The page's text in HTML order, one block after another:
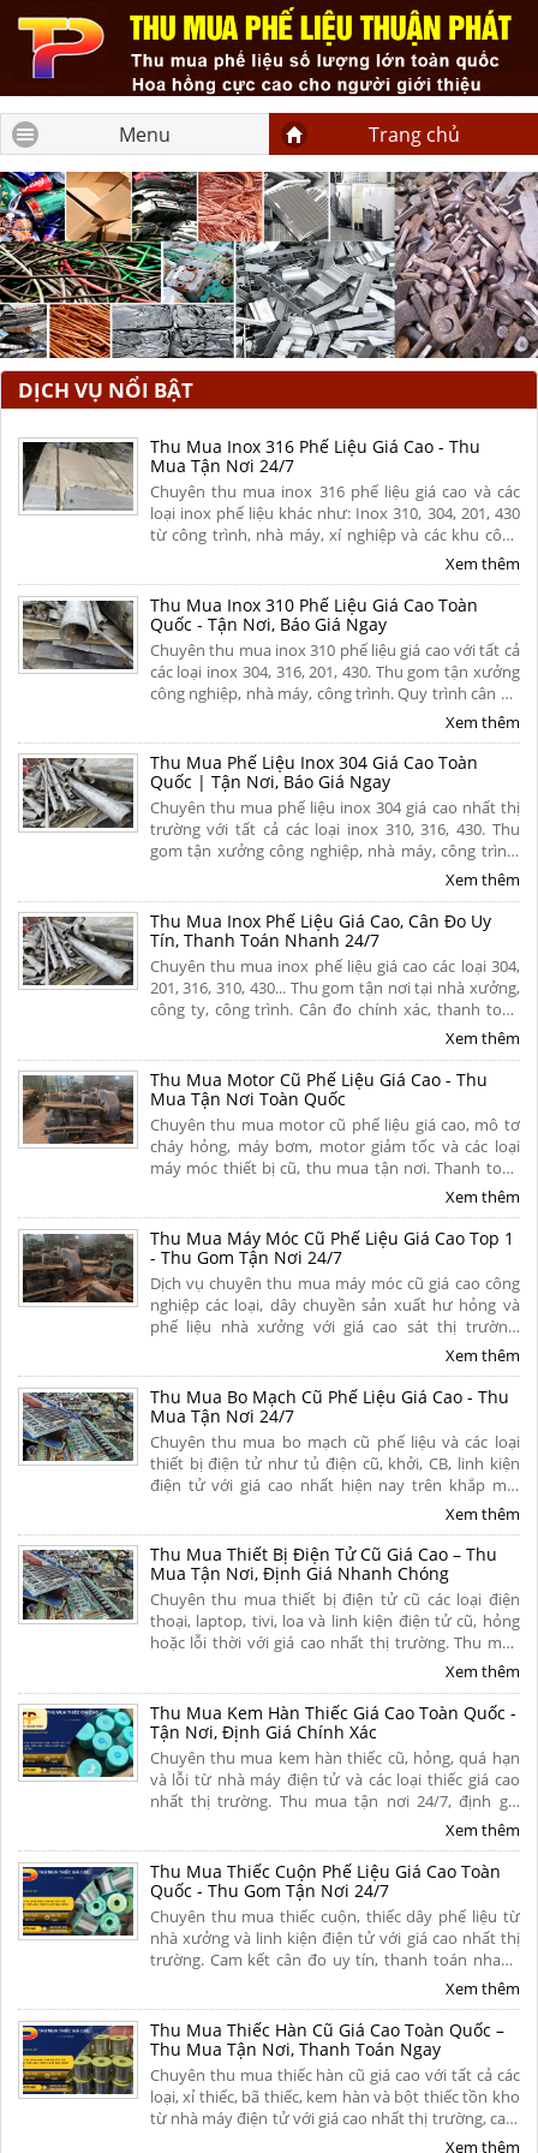
Menu Trang chủ
DỊCH VỤ NỔI BẬT
Thu Mua Inox 316 Phế Liệu Giá Cao - Thu
Mua Tận Nơi 24/7
Chuyên thu mua inox 316 phế liệu giá cao và các
loại inox phế liệu khác như: Inox 310, 304, 201, 430
từ công trình, nhà máy, xí nghiệp và các khu công
nghiệp trên khắp mọi miền tổ quốc. Thu mua tận
Xem thêm
Thu Mua Inox 310 Phế Liệu Giá Cao Toàn
Quốc - Tận Nơi, Báo Giá Ngay
Chuyên thu mua inox 310 phế liệu giá cao với tất cả
các loại inox 304, 316, 201, 430. Thu gom tận xưởng
công nghiệp, nhà máy, công trình. Quy trình cân đo
uy tín, thanh toán nhanh. Hoa hồng cao. Liên hệ
Xem thêm
Thu Mua Phế Liệu Inox 304 Giá Cao Toàn
Quốc | Tận Nơi, Báo Giá Ngay
Chuyên thu mua phế liệu inox 304 giá cao nhất thị
trường với tất cả các loại inox 310, 316, 430. Thu
gom tận xưởng công nghiệp, nhà máy, công trình.
Quy trình cân đo uy tín, thanh toán nhanh. Hoa
Xem thêm
Thu Mua Inox Phế Liệu Giá Cao, Cân Đo Uy
Tín, Thanh Toán Nhanh 24/7
Chuyên thu mua inox phế liệu giá cao các loại 304,
201, 316, 310, 430... Thu gom tận nơi tại nhà xưởng,
công ty, công trình. Cân đo chính xác, thanh toán
liền tay 1 lần, chiết khấu hoa hồng cao cho người
Xem thêm
Thu Mua Motor Cũ Phế Liệu Giá Cao - Thu
Mua Tận Nơi Toàn Quốc
Chuyên thu mua motor cũ phế liệu giá cao, mô tơ
cháy hỏng, máy bơm, motor giảm tốc và các loại
máy móc thiết bị cũ, thu mua tận nơi. Thanh toán
tiền mặt nhanh gọn, bốc xếp trong ngày, có hoa
Xem thêm
Thu Mua Máy Móc Cũ Phế Liệu Giá Cao Top 1
- Thu Gom Tận Nơi 24/7
Dịch vụ chuyên thu mua máy móc cũ giá cao công
nghiệp các loại, dây chuyền sản xuất hư hỏng và
phế liệu nhà xưởng với giá cao sát thị trường.
Chúng tôi cam kết thanh toán nhanh chóng, tháo
Xem thêm
Thu Mua Bo Mạch Cũ Phế Liệu Giá Cao - Thu
Mua Tận Nơi 24/7
Chuyên thu mua bo mạch cũ phế liệu và các loại
thiết bị điện tử như tủ điện cũ, khởi, CB, linh kiện
điện tử với giá cao nhất hiện nay trên khắp mọi
miền tổ quốc. Cam kết thu mua tận nơi, uy tín,
Xem thêm
Thu Mua Thiết Bị Điện Tử Cũ Giá Cao – Thu
Mua Tận Nơi, Định Giá Nhanh Chóng
Chuyên thu mua thiết bị điện tử cũ các loại điện
thoại, laptop, tivi, loa và linh kiện điện tử cũ, hỏng
hoặc lỗi thời với giá cao nhất thị trường. Thu mua
tận nơi, thủ tục nhanh gọn, thanh toán nhanh dứt
Xem thêm
Thu Mua Kem Hàn Thiếc Giá Cao Toàn Quốc -
Tận Nơi, Định Giá Chính Xác
Chuyên thu mua kem hàn thiếc cũ, hỏng, quá hạn
và lỗi từ nhà máy điện tử và các loại thiếc giá cao
nhất thị trường. Thu mua tận nơi 24/7, định giá
minh bạch theo hàm lượng thiếc, thanh toán
Xem thêm
Thu Mua Thiếc Cuộn Phế Liệu Giá Cao Toàn
Quốc - Thu Gom Tận Nơi 24/7
Chuyên thu mua thiếc cuộn, thiếc dây phế liệu từ
nhà xưởng và linh kiện điện tử với giá cao nhất thị
trường. Cam kết cân đo uy tín, thanh toán nhanh
một lần, vận chuyển tận nơi và chiết khấu hoa hồng
Xem thêm
Thu Mua Thiếc Hàn Cũ Giá Cao Toàn Quốc –
Thu Mua Tận Nơi, Thanh Toán Ngay
Chuyên thu mua thiếc hàn cũ giá cao với tất cả các
loại, xỉ thiếc, bã thiếc, kem hàn và bột thiếc tồn kho
từ nhà máy điện tử với giá cao nhất thị trường, cam
kết định giá minh bạch, bốc xếp tận nơi và thanh
Xem thêm